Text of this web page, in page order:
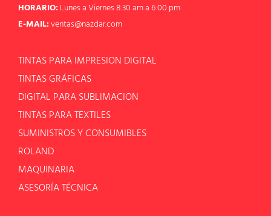
HORARIO: Lunes a Viernes 8:30 am a 6:00 pm
E-MAIL:ventas@nazdar.com
TINTAS PARA IMPRESION DIGITAL
TINTAS GRÁFICAS
DIGITAL PARA SUBLIMACION
TINTAS PARA TEXTILES
SUMINISTROS Y CONSUMIBLES
ROLAND
MAQUINARIA
ASESORÍA TÉCNICA